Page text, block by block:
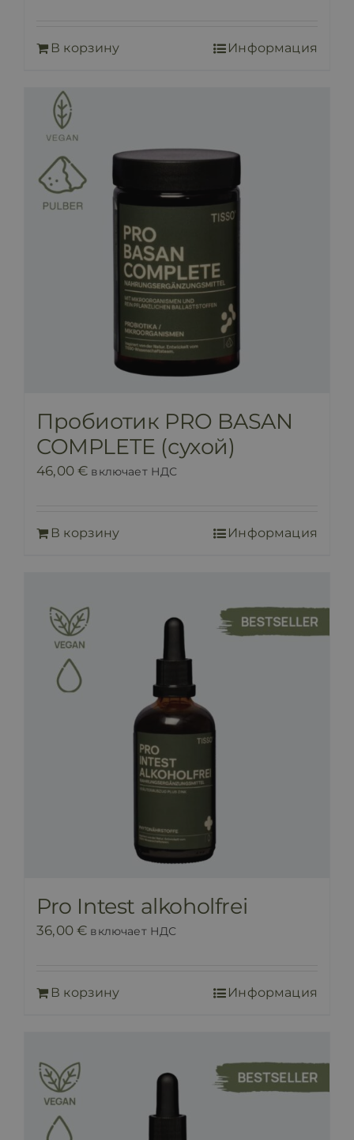
В корзину Информация
Пробиотик PRO BASAN
COMPLETE (сухой)
46,00€ включает НДС
В корзину Информация
Pro Intest alkoholfrei
36,00€ включает НДС
В корзину Информация